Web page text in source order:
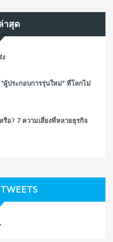
าสุด
ง
ผู้ประกอบการรุ่นใหม่” ที่โลกไม่
อ? 7 ความเสี่ยงที่หลายธุรกิจ